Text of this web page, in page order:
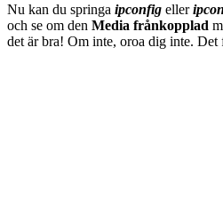
Nu kan du springa ipconfig eller
och se om den Media frånkopplad
det är bra! Om inte, oroa dig inte. Det